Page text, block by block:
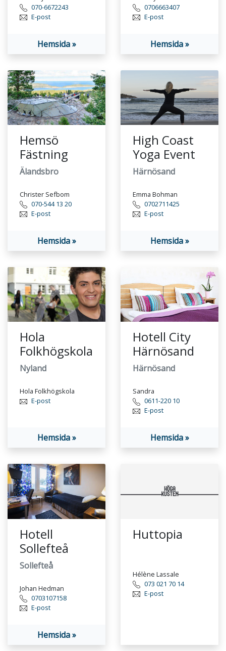
070-6672243
E-post
Hemsida »
0706663407
E-post
Hemsida »
Hemsö
Fästning
Älandsbro
Christer Sefbom
070-544 13 20
E-post
Hemsida »
High Coast
Yoga Event
Härnösand
Emma Bohman
0702711425
E-post
Hemsida »
Hola
Folkhögskola
Nyland
Hola Folkhögskola
E-post
Hemsida »
Hotell City
Härnösand
Härnösand
Sandra
0611-220 10
E-post
Hemsida »
Hotell
Sollefteå
Sollefteå
Johan Hedman
0703107158
E-post
Hemsida »
Huttopia
Hélène Lassale
073 021 70 14
E-post